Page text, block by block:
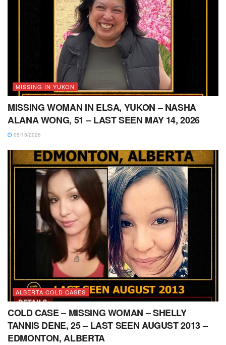
MISSING IN YUKON
MISSING WOMAN IN ELSA, YUKON – NASHA
ALANA WONG, 51 – LAST SEEN MAY 14, 2026
05/15/2026
ALBERTA COLD CASES
COLD CASE – MISSING WOMAN – SHELLY
TANNIS DENE, 25 – LAST SEEN AUGUST 2013 –
EDMONTON, ALBERTA